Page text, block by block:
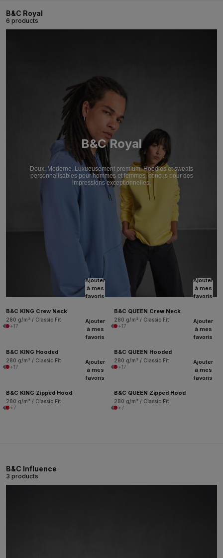
B&C Royal
6 products
B&C Royal
Doux. Moderne. Luxueusement premium. Hoodies et sweats
personnalisables pour hommes et femmes, conçus pour des
impressions exceptionnelles.
Ajouter
à mes
favoris
B&C KING Crew Neck
280 g/m² / Classic Fit
+17
Ajouter
à mes
favoris
B&C QUEEN Crew Neck
280 g/m² / Classic Fit
+17
Ajouter
à mes
favoris
B&C KING Hooded
280 g/m² / Classic Fit
+17
Ajouter
à mes
favoris
B&C QUEEN Hooded
280 g/m² / Classic Fit
+17
Ajouter
à mes
favoris
B&C KING Zipped Hood
280 g/m² / Classic Fit
+7
Ajouter
à mes
favoris
B&C QUEEN Zipped Hood
280 g/m² / Classic Fit
+7
B&C Influence
3 products